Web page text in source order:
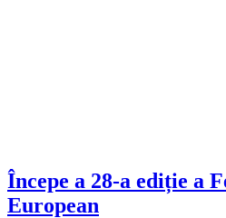
Începe a 28-a ediție a
European